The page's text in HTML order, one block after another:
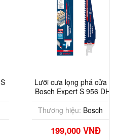
Lưỡi cưa lọng phá cửa sổ
Bosch Expert S 956 DHM
Thương hiệu: Bosch
199,000 VNĐ